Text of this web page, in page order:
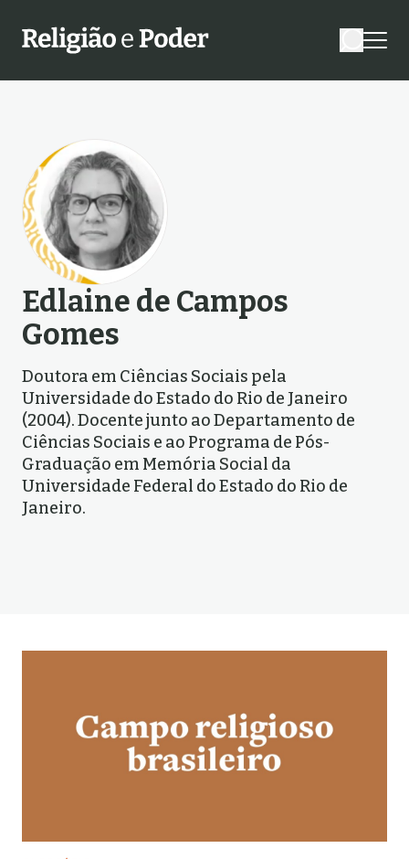
Edlaine de Campos
Gomes
Doutora em Ciências Sociais pela
Universidade do Estado do Rio de Janeiro
(2004). Docente junto ao Departamento de
Ciências Sociais e ao Programa de Pós-
Graduação em Memória Social da
Universidade Federal do Estado do Rio de
Janeiro.